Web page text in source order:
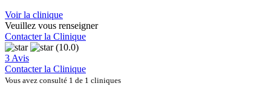
Voir la clinique
Veuillez vous renseigner
Contacter la Clinique
(10.0)
3 Avis
Contacter la Clinique
Vous avez consulté 1 de 1 cliniques